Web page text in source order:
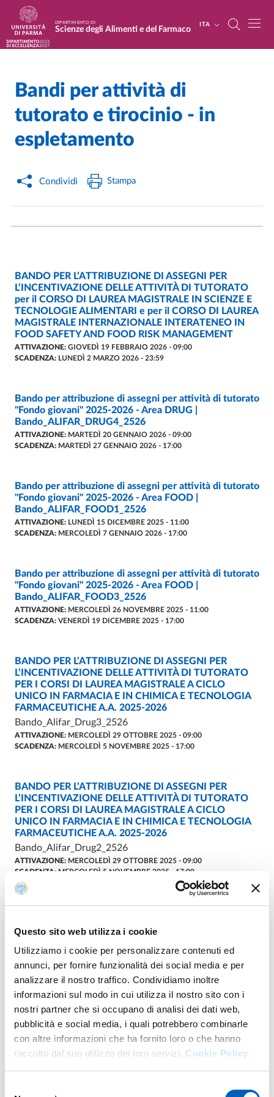
Questo sito web utilizza i cookie
Utilizziamo i cookie per personalizzare contenuti ed
annunci, per fornire funzionalità dei social media e per
analizzare il nostro traffico. Condividiamo inoltre
informazioni sul modo in cui utilizza il nostro sito con i
nostri partner che si occupano di analisi dei dati web,
pubblicità e social media, i quali potrebbero combinarle
con altre informazioni che ha fornito loro o che hanno
raccolto dal suo utilizzo dei loro servizi. Cookie Policy.
Salta al contenuto principale
Skip to footer
DIPARTIMENTO DI
Scienze degli Alimenti e del Farmaco
ITA
Home /
Bandi per attività di
tutorato e tirocinio - in
espletamento
Condividi Stampa
BANDI- ULTIMO AGGIORNAMENTO: 31/03/2026
BANDO PER L’ATTRIBUZIONE DI ASSEGNI PER
L’INCENTIVAZIONE DELLE ATTIVITÀ DI TUTORATO
per il CORSO DI LAUREA MAGISTRALE IN SCIENZE E
TECNOLOGIE ALIMENTARI e per il CORSO DI LAUREA
MAGISTRALE INTERNAZIONALE INTERATENEO IN
FOOD SAFETY AND FOOD RISK MANAGEMENT
ATTIVAZIONE: GIOVEDÌ 19 FEBBRAIO 2026 - 09:00
SCADENZA: LUNEDÌ 2 MARZO 2026 - 23:59
BANDI- ULTIMO AGGIORNAMENTO:11/02/2026
Bando per attribuzione di assegni per attività di tutorato
"Fondo giovani" 2025-2026 - Area DRUG |
Bando_ALIFAR_DRUG4_2526
ATTIVAZIONE: MARTEDÌ 20 GENNAIO 2026 - 09:00
SCADENZA: MARTEDÌ 27 GENNAIO 2026 - 17:00
BANDI- ULTIMO AGGIORNAMENTO:11/02/2026
Bando per attribuzione di assegni per attività di tutorato
"Fondo giovani" 2025-2026 - Area FOOD |
Bando_ALIFAR_FOOD1_2526
ATTIVAZIONE: LUNEDÌ 15 DICEMBRE 2025 - 11:00
SCADENZA: MERCOLEDÌ 7 GENNAIO 2026 - 17:00
BANDI- ULTIMO AGGIORNAMENTO:28/01/2026
Bando per attribuzione di assegni per attività di tutorato
"Fondo giovani" 2025-2026 - Area FOOD |
Bando_ALIFAR_FOOD3_2526
ATTIVAZIONE: MERCOLEDÌ 26 NOVEMBRE 2025 - 11:00
SCADENZA: VENERDÌ 19 DICEMBRE 2025 - 17:00
BANDI- ULTIMO AGGIORNAMENTO: 22/01/2026
BANDO PER L’ATTRIBUZIONE DI ASSEGNI PER
L’INCENTIVAZIONE DELLE ATTIVITÀ DI TUTORATO
PER I CORSI DI LAUREA MAGISTRALE A CICLO
UNICO IN FARMACIA E IN CHIMICA E TECNOLOGIA
FARMACEUTICHE A.A. 2025-2026
Bando_Alifar_Drug3_2526
ATTIVAZIONE: MERCOLEDÌ 29 OTTOBRE 2025 - 09:00
SCADENZA: MERCOLEDÌ 5 NOVEMBRE 2025 - 17:00
BANDI- ULTIMO AGGIORNAMENTO: 17/12/2025
BANDO PER L’ATTRIBUZIONE DI ASSEGNI PER
L’INCENTIVAZIONE DELLE ATTIVITÀ DI TUTORATO
PER I CORSI DI LAUREA MAGISTRALE A CICLO
UNICO IN FARMACIA E IN CHIMICA E TECNOLOGIA
FARMACEUTICHE A.A. 2025-2026
Bando_Alifar_Drug2_2526
ATTIVAZIONE: MERCOLEDÌ 29 OTTOBRE 2025 - 09:00
SCADENZA: MERCOLEDÌ 5 NOVEMBRE 2025 - 17:00
(INTERVENTO C.1) PER I CORSI DI LAUREA
MAGISTRALE IN SCIENZE E TECNOLOGIE
ALIMENTARI E FOOD SAFETY AND FOOD RISK
MANAGEMENT A.A. 2025-2026
TITOLO DEL PROGETTO: Progetto di Tutorato per il
Potenziamento della Didattica Laboratoriale e
dell’Internazionalizzazione
ATTIVAZIONE: MARTEDÌ 21 OTTOBRE 2025 - 09:00
SCADENZA: MARTEDÌ 4 NOVEMBRE 2025 - 23:59
DI TUTORATO (INTERVENTO C.1) PER I CORSI DI